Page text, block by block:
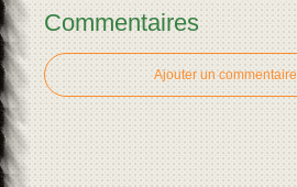
Commentaires
Ajouter un commentaire